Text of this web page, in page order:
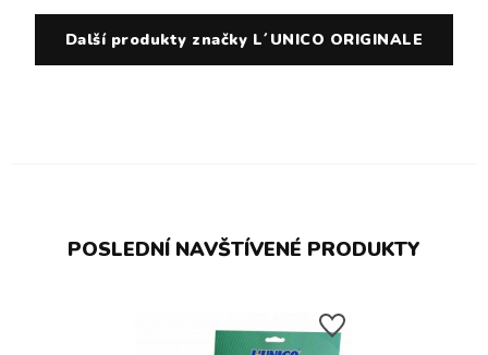
Další produkty značky L´UNICO ORIGINALE
POSLEDNÍ NAVŠTÍVENÉ PRODUKTY